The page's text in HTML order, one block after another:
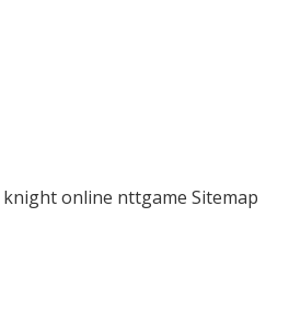
knight online nttgame Sitemap